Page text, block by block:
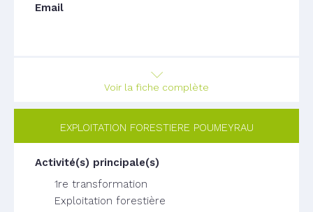
Voir la fiche complète
EXPLOITATION FORESTIERE POUMEYRAU
1re transformation
Exploitation forestière